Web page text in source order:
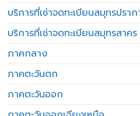
บริการที่เช่าจดทะเบียนสมุทรปราก
บริการที่เช่าจดทะเบียนสมุทรสาคร
ภาคกลาง
ภาคตะวันตก
ภาคตะวันออก